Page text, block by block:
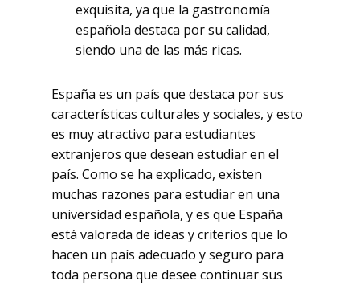
exquisita, ya que la gastronomía
española destaca por su calidad,
siendo una de las más ricas.
España es un país que destaca por sus
características culturales y sociales, y esto
es muy atractivo para estudiantes
extranjeros que desean estudiar en el
país. Como se ha explicado, existen
muchas razones para estudiar en una
universidad española, y es que España
está valorada de ideas y criterios que lo
hacen un país adecuado y seguro para
toda persona que desee continuar sus